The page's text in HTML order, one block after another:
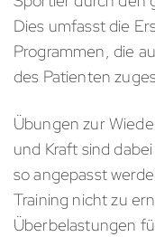
Dies umfasst die
Programmen, die
des Patienten
Übungen zur
und Kraft sind
so angepasst
Training nicht zu
Überbelastungen